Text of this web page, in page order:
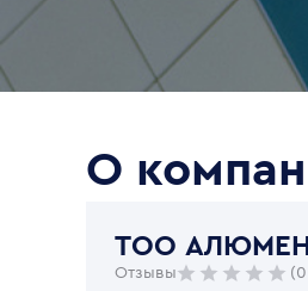
О
ТОО
Отзывы